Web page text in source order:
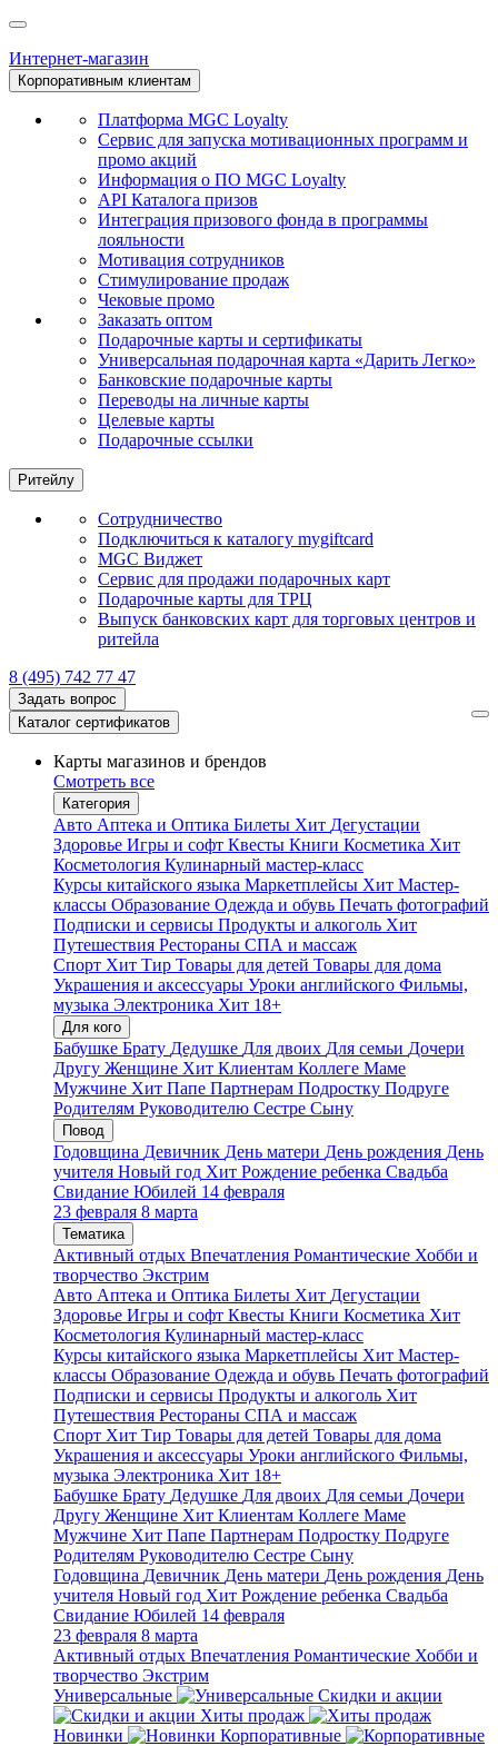
Интернет-магазин
Корпоративным клиентам
Платформа MGC Loyalty
Сервис для запуска мотивационных программ и
промо акций
Информация о ПО MGC Loyalty
API Каталога призов
Интеграция призового фонда в программы
лояльности
Мотивация сотрудников
Стимулирование продаж
Чековые промо
Заказать оптом
Подарочные карты и сертификаты
Универсальная подарочная карта «Дарить Легко»
Банковские подарочные карты
Переводы на личные карты
Целевые карты
Подарочные ссылки
Ритейлу
Сотрудничество
Подключиться к каталогу mygiftcard
MGC Виджет
Сервис для продажи подарочных карт
Подарочные карты для ТРЦ
Выпуск банковских карт для торговых центров и
ритейла
8 (495) 742 77 47
Задать вопрос
Каталог сертификатов
Карты магазинов и брендов
Смотреть все
Категория
Авто Аптека и Оптика Билеты Хит Дегустации
Здоровье Игры и софт Квесты Книги Косметика Хит
Косметология Кулинарный мастер-класс
Курсы китайского языка Маркетплейсы Хит Мастер-
классы Образование Одежда и обувь Печать фотографий
Подписки и сервисы Продукты и алкоголь Хит
Путешествия Рестораны СПА и массаж
Спорт Хит Тир Товары для детей Товары для дома
Украшения и аксессуары Уроки английского Фильмы,
музыка Электроника Хит 18+
Для кого
Бабушке Брату Дедушке Для двоих Для семьи Дочери
Другу Женщине Хит Клиентам Коллеге Маме
Мужчине Хит Папе Партнерам Подростку Подруге
Родителям Руководителю Сестре Сыну
Повод
Годовщина Девичник День матери День рождения День
учителя Новый год Хит Рождение ребенка Свадьба
Свидание Юбилей 14 февраля
23 февраля 8 марта
Тематика
Активный отдых Впечатления Романтические Хобби и
творчество Экстрим
Авто Аптека и Оптика Билеты Хит Дегустации
Здоровье Игры и софт Квесты Книги Косметика Хит
Косметология Кулинарный мастер-класс
Курсы китайского языка Маркетплейсы Хит Мастер-
классы Образование Одежда и обувь Печать фотографий
Подписки и сервисы Продукты и алкоголь Хит
Путешествия Рестораны СПА и массаж
Спорт Хит Тир Товары для детей Товары для дома
Украшения и аксессуары Уроки английского Фильмы,
музыка Электроника Хит 18+
Бабушке Брату Дедушке Для двоих Для семьи Дочери
Другу Женщине Хит Клиентам Коллеге Маме
Мужчине Хит Папе Партнерам Подростку Подруге
Родителям Руководителю Сестре Сыну
Годовщина Девичник День матери День рождения День
учителя Новый год Хит Рождение ребенка Свадьба
Свидание Юбилей 14 февраля
23 февраля 8 марта
Активный отдых Впечатления Романтические Хобби и
творчество Экстрим
Универсальные
Скидки и акции
Хиты продаж
Новинки
Корпоративные